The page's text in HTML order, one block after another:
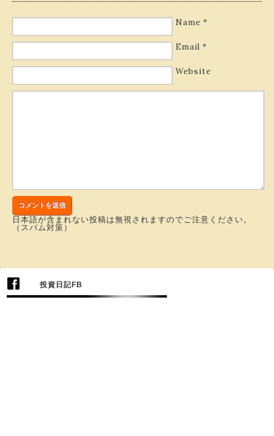
Name *
Email *
Website
日本語が含まれない投稿は無視されますのでご注意ください。
（スパム対策）
投資日記FB